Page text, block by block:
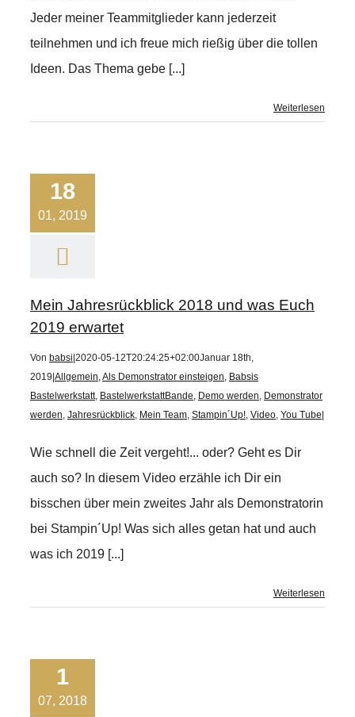
Jeder meiner Teammitglieder kann jederzeit
teilnehmen und ich freue mich rießig über die tollen
Ideen. Das Thema gebe [...]
Weiterlesen
18
01, 2019
Mein Jahresrückblick 2018 und was Euch
2019 erwartet
Von babsi 2020-05-12T20:24:25+02:00Januar 18th,
2019 Allgemein,Als Demonstrator einsteigen, Babsis
Bastelwerkstatt, BastelwerkstattBande, Demo werden, Demonstrator
werden, Jahresrückblick, Mein Team, Stampin´Up!, Video, You Tube
Wie schnell die Zeit vergeht!... oder? Geht es Dir
auch so? In diesem Video erzähle ich Dir ein
bisschen über mein zweites Jahr als Demonstratorin
bei Stampin´Up! Was sich alles getan hat und auch
was ich 2019 [...]
Weiterlesen
1
07, 2018